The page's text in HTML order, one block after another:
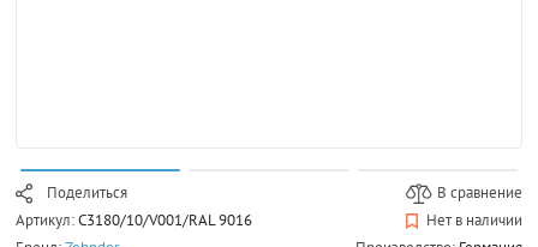
Поделиться
В сравнение
Артикул:C3180/10/V001/RAL 9016
Нет в наличии